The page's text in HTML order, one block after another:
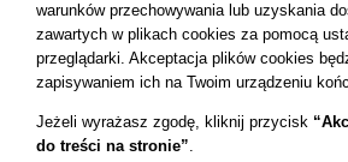
O nas
Realizacje
Nasi klienci
Kontakt
warunków przechowywania lub uzyskania
zawartych w plikach cookies za pomocą
przeglądarki. Akceptacja plików cookies
zapisywaniem ich na Twoim urządzeniu
Jeżeli wyrażasz zgodę, kliknij przycisk
do treści na stronie”.